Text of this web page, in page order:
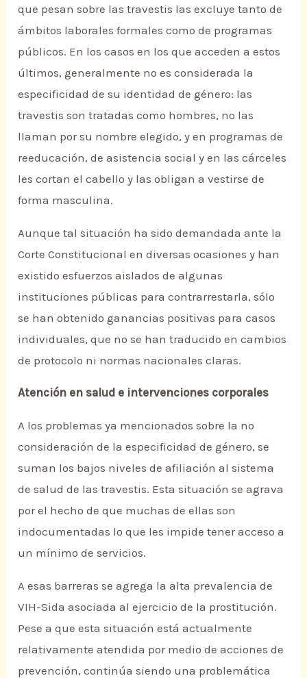
que pesan sobre las travestis las excluye tanto de
ámbitos laborales formales como de programas
públicos. En los casos en los que acceden a estos
últimos, generalmente no es considerada la
especificidad de su identidad de género: las
travestis son tratadas como hombres, no las
llaman por su nombre elegido, y en programas de
reeducación, de asistencia social y en las cárceles
les cortan el cabello y las obligan a vestirse de
forma masculina.
Aunque tal situación ha sido demandada ante la
Corte Constitucional en diversas ocasiones y han
existido esfuerzos aislados de algunas
instituciones públicas para contrarrestarla, sólo
se han obtenido ganancias positivas para casos
individuales, que no se han traducido en cambios
de protocolo ni normas nacionales claras.
Atención en salud e intervenciones corporales
A los problemas ya mencionados sobre la no
consideración de la especificidad de género, se
suman los bajos niveles de afiliación al sistema
de salud de las travestis. Esta situación se agrava
por el hecho de que muchas de ellas son
indocumentadas lo que les impide tener acceso a
un mínimo de servicios.
A esas barreras se agrega la alta prevalencia de
VIH-Sida asociada al ejercicio de la prostitución.
Pese a que esta situación está actualmente
relativamente atendida por medio de acciones de
prevención, continúa siendo una problemática